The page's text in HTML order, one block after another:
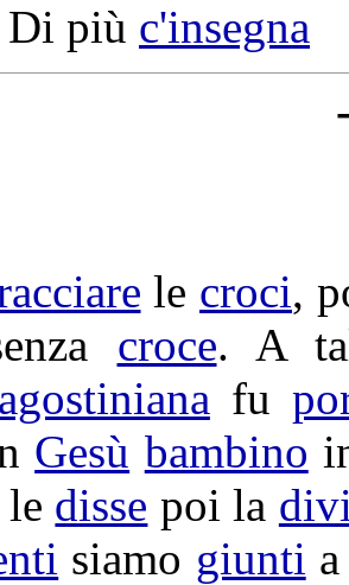
più c'insegna
le croci,
croce. A
agostiniana fu
Gesù bambino
disse poi la
siamo giunti